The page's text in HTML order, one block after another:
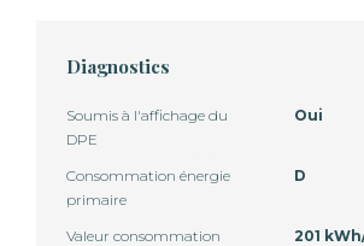
Diagnostics
Soumis à l'affichage du
DPE
Oui
Consommation énergie
primaire
D
Valeur consommation
201